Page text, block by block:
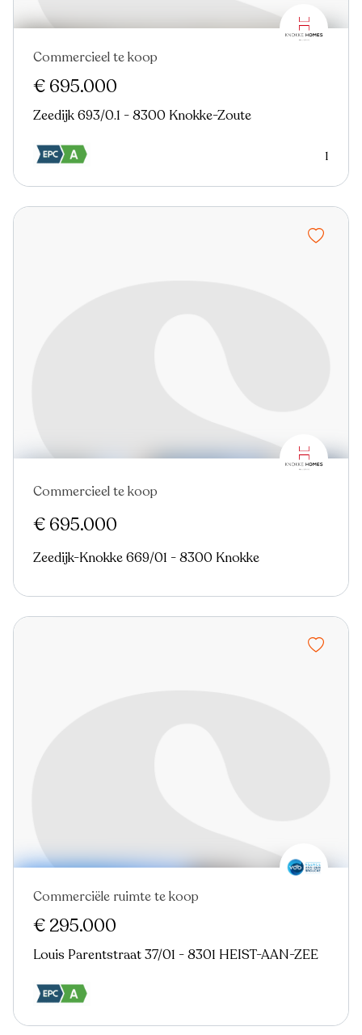
Nieuw
Commercieel te koop
€ 695.000
Zeedijk 693/0.1 - 8300 Knokke-Zoute
1
Commercieel te koop
€ 695.000
Zeedijk-Knokke 669/01 - 8300 Knokke
Commerciële ruimte te koop
€ 295.000
Louis Parentstraat 37/01 - 8301 HEIST-AAN-ZEE